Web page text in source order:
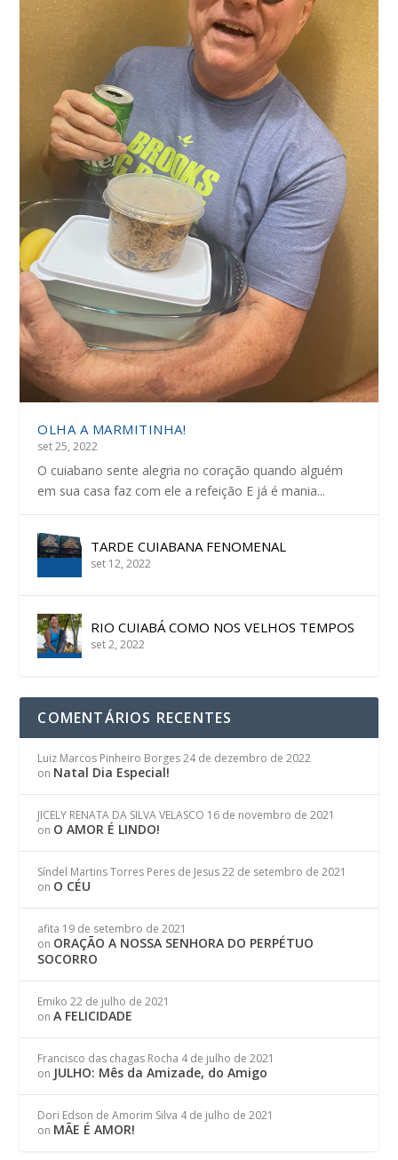
OLHA A MARMITINHA!
set 25, 2022
O cuiabano sente alegria no coração quando alguém
em sua casa faz com ele a refeição E já é mania...
TARDE CUIABANA FENOMENAL
set 12, 2022
RIO CUIABÁ COMO NOS VELHOS TEMPOS
set 2, 2022
COMENTÁRIOS RECENTES
Luiz Marcos Pinheiro Borges 24 de dezembro de 2022
on Natal Dia Especial!
JICELY RENATA DA SILVA VELASCO 16 de novembro de 2021
on O AMOR É LINDO!
Síndel Martins Torres Peres de Jesus 22 de setembro de 2021
on O CÉU
afita 19 de setembro de 2021
on ORAÇÃO A NOSSA SENHORA DO PERPÉTUO
SOCORRO
Emiko 22 de julho de 2021
onA FELICIDADE
Francisco das chagas Rocha 4 de julho de 2021
on JULHO: Mês da Amizade, do Amigo
Dori Edson de Amorim Silva 4 de julho de 2021
on MÃE É AMOR!